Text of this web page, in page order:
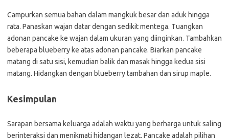
Campurkan semua bahan dalam mangkuk besar dan aduk hingga
rata. Panaskan wajan datar dengan sedikit mentega. Tuangkan
adonan pancake ke wajan dalam ukuran yang diinginkan. Tambahkan
beberapa blueberry ke atas adonan pancake. Biarkan pancake
matang di satu sisi, kemudian balik dan masak hingga kedua sisi
matang. Hidangkan dengan blueberry tambahan dan sirup maple.
Kesimpulan
Sarapan bersama keluarga adalah waktu yang berharga untuk saling
berinteraksi dan menikmati hidangan lezat. Pancake adalah pilihan